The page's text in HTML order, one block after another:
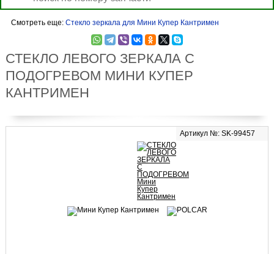
Смотреть еще: Стекло зеркала для Мини Купер Кантримен
СТЕКЛО ЛЕВОГО ЗЕРКАЛА С
ПОДОГРЕВОМ МИНИ КУПЕР
КАНТРИМЕН
Артикул №: SK-99457